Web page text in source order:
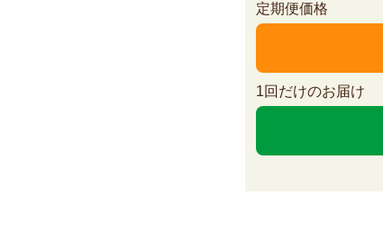
定期便価格
1回だけのお届け